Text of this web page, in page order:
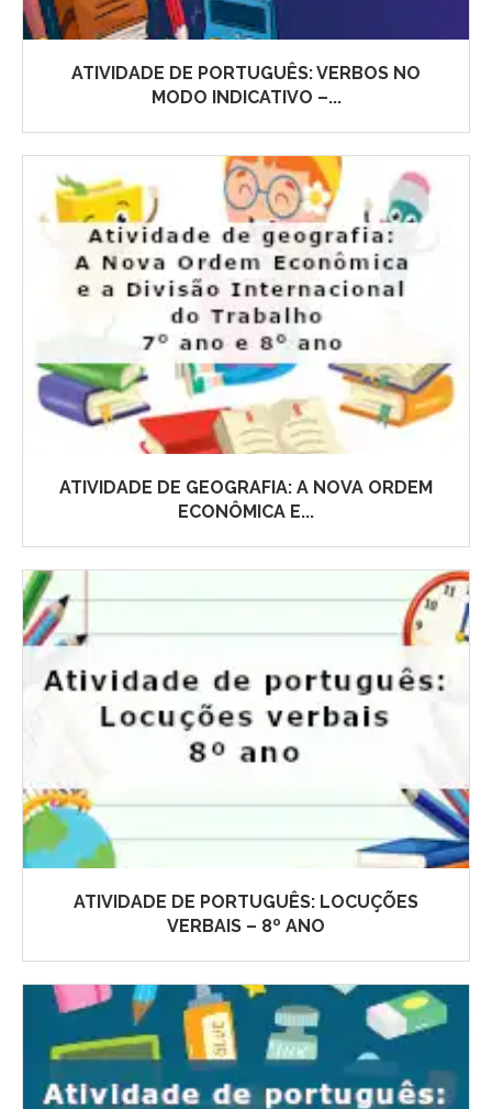
ATIVIDADE DE PORTUGUÊS: VERBOS NO
MODO INDICATIVO –...
ATIVIDADE DE GEOGRAFIA: A NOVA ORDEM
ECONÔMICA E...
ATIVIDADE DE PORTUGUÊS: LOCUÇÕES
VERBAIS – 8º ANO